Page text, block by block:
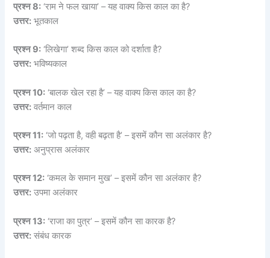
प्रश्न 8: ‘राम ने फल खाया’ – यह वाक्य किस काल का है?
उत्तर: भूतकाल
प्रश्न 9: ‘लिखेगा’ शब्द किस काल को दर्शाता है?
उत्तर: भविष्यकाल
प्रश्न 10: ‘बालक खेल रहा है’ – यह वाक्य किस काल का है?
उत्तर: वर्तमान काल
प्रश्न 11: ‘जो पढ़ता है, वही बढ़ता है’ – इसमें कौन सा अलंकार है?
उत्तर: अनुप्रास अलंकार
प्रश्न 12: ‘कमल के समान मुख’ – इसमें कौन सा अलंकार है?
उत्तर: उपमा अलंकार
प्रश्न 13: ‘राजा का पुत्र’ – इसमें कौन सा कारक है?
उत्तर: संबंध कारक